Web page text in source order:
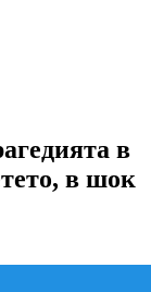
в
в шок